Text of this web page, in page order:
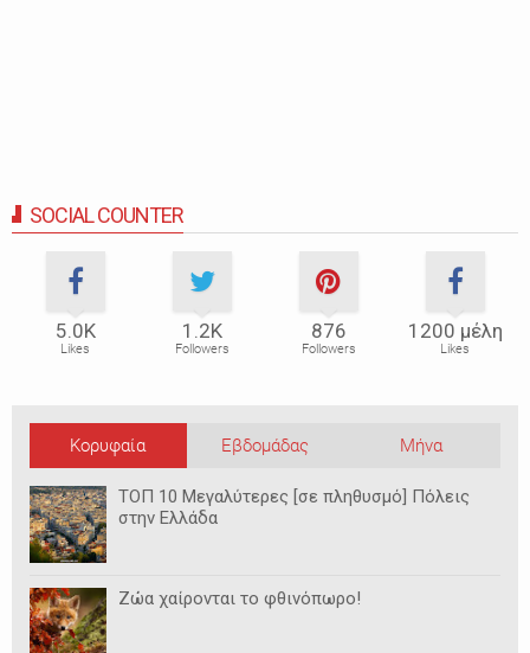
SOCIAL COUNTER
5.0Κ
Likes
1.2Κ
Followers
876
Followers
1200 μέλη
Likes
Κορυφαία Εβδομάδας Μήνα
ΤΟΠ 10 Μεγαλύτερες [σε πληθυσμό] Πόλεις
στην Ελλάδα
Ζώα χαίρονται το φθινόπωρο!